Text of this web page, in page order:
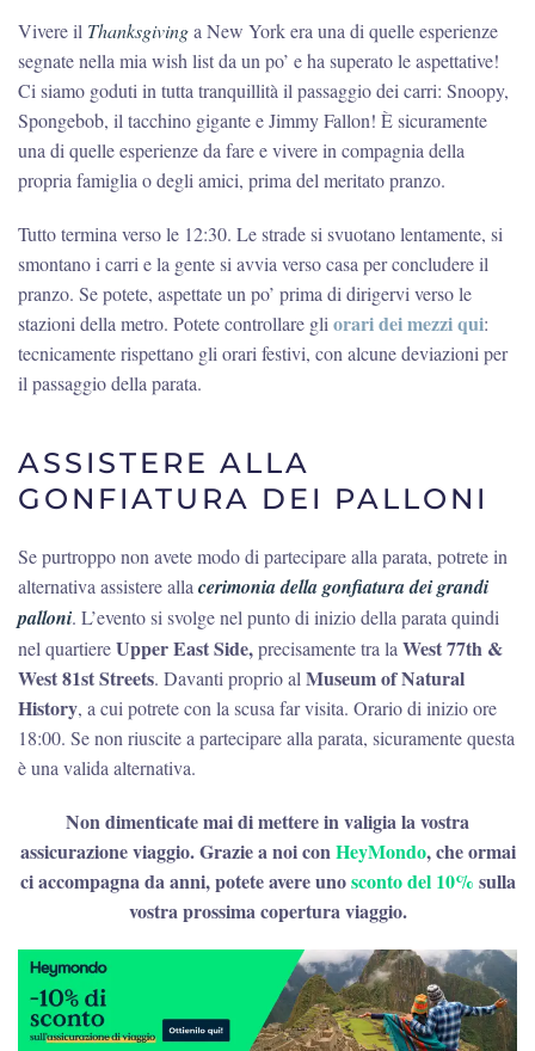
Vivere il Thanksgivinga New York era una di quelle esperienze
segnate nella mia wish list da un po’ e ha superato le aspettative!
Ci siamo goduti in tutta tranquillità il passaggio dei carri: Snoopy,
Spongebob, il tacchino gigante e Jimmy Fallon! È sicuramente
una di quelle esperienze da fare e vivere in compagnia della
propria famiglia o degli amici, prima del meritato pranzo.
Tutto termina verso le 12:30. Le strade si svuotano lentamente, si
smontano i carri e la gente si avvia verso casa per concludere il
pranzo. Se potete, aspettate un po’ prima di dirigervi verso le
stazioni della metro. Potete controllare gliorari dei mezzi qui:
tecnicamente rispettano gli orari festivi, con alcune deviazioni per
il passaggio della parata.
ASSISTERE ALLA
GONFIATURA DEI PALLONI
Se purtroppo non avete modo di partecipare alla parata, potrete in
alternativa assistere allacerimonia della gonfiatura dei grandi
palloni. L’evento si svolge nel punto di inizio della parata quindi
nel quartiereUpper East Side,precisamente tra laWest 77th &
West 81st Streets. Davanti proprio alMuseum of Natural
History, a cui potrete con la scusa far visita. Orario di inizio ore
18:00. Se non riuscite a partecipare alla parata, sicuramente questa
è una valida alternativa.
Non dimenticate mai di mettere in valigia la vostra
assicurazione viaggio. Grazie a noi conHeyMondo, che ormai
ci accompagna da anni, potete avere unosconto del 10% sulla
vostra prossima copertura viaggio.